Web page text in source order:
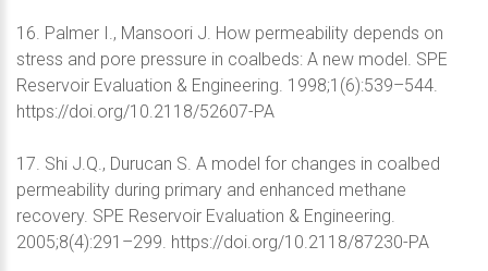
16. Palmer I., Mansoori J. How permeability depends on
stress and pore pressure in coalbeds: A new model. SPE
Reservoir Evaluation & Engineering. 1998;1(6):539–544.
https://doi.org/10.2118/52607-PA
17. Shi J.Q., Durucan S. A model for changes in coalbed
permeability during primary and enhanced methane
recovery. SPE Reservoir Evaluation & Engineering.
2005;8(4):291–299. https://doi.org/10.2118/87230-PA